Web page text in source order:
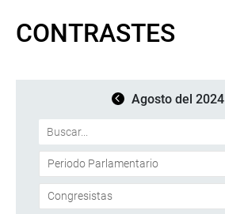
CONTRASTES
Agosto del 2024